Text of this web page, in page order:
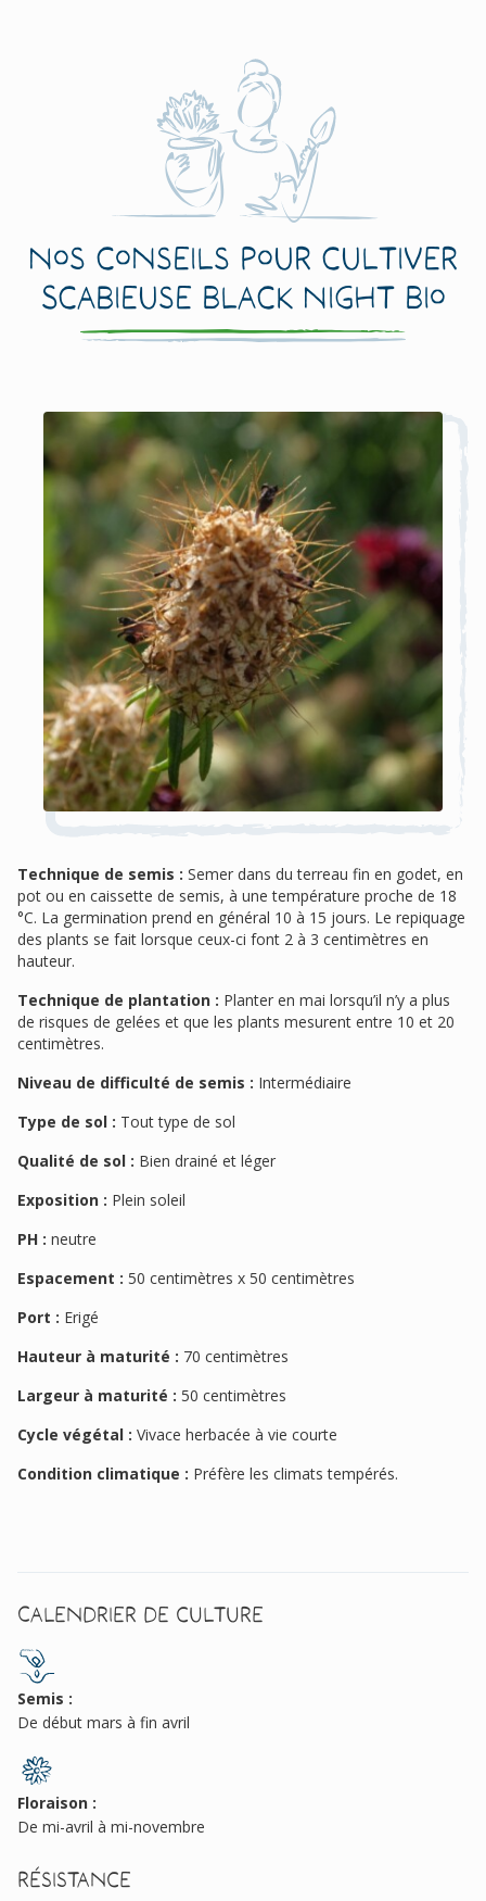
Nos conseils pour cultiver
Scabieuse Black Night Bio
Technique de semis : Semer dans du terreau fin en godet, en
pot ou en caissette de semis, à une température proche de 18
°C. La germination prend en général 10 à 15 jours. Le repiquage
des plants se fait lorsque ceux-ci font 2 à 3 centimètres en
hauteur.
Technique de plantation : Planter en mai lorsqu’il n’y a plus
de risques de gelées et que les plants mesurent entre 10 et 20
centimètres.
Niveau de difficulté de semis : Intermédiaire
Type de sol : Tout type de sol
Qualité de sol : Bien drainé et léger
Exposition : Plein soleil
PH : neutre
Espacement : 50 centimètres x 50 centimètres
Port : Erigé
Hauteur à maturité : 70 centimètres
Largeur à maturité : 50 centimètres
Cycle végétal : Vivace herbacée à vie courte
Condition climatique : Préfère les climats tempérés.
Calendrier de culture
Semis :
De début mars à fin avril
Floraison :
De mi-avril à mi-novembre
Résistance